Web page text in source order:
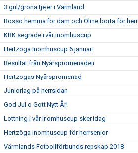
3 gul/gröna tjejer i Värmland
Rossö hemma för dam och Ölme borta för herr
KBK segrade i vår inomhuscup
Hertzöga Inomhuscup 6 januari
Resultat från Nyårspromenaden
Hertzögas Nyårspromenad
Juniorlag på herrsidan
God Jul o Gott Nytt År!
Lottning i vår Inomhuscup sker idag
Hertzöga Inomhuscup för herrsenior
Värmlands Fotbollförbunds repskap 2018